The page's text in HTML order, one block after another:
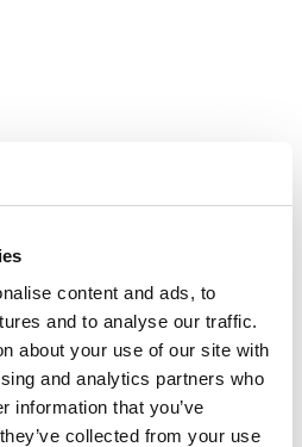
content and ads, to
and to analyse our traffic.
about your use of our site with
and analytics partners who
information that you’ve
collected from your use